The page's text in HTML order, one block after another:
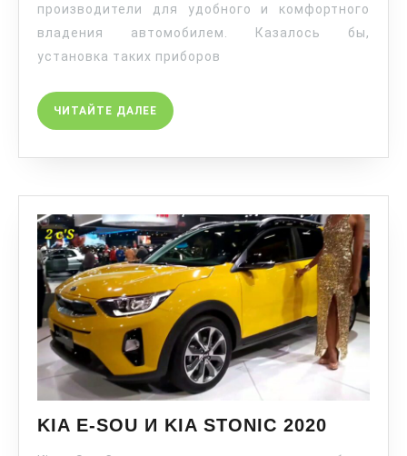
производители для удобного и комфортного
владения автомобилем. Казалось бы,
установка таких приборов
ЧИТАЙТЕ ДАЛЕЕ
KIA E-SOU И KIA STONIC 2020